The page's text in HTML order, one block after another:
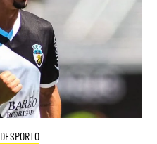
DESPORTO